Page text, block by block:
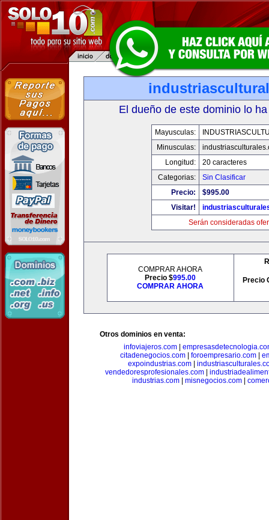
El dueño de este dominio lo
Mayusculas:
Minusculas:
Longitud:
20 caracteres
Categorias:
Sin Clasificar
Precio:
$995.00
Visitar!
Serán consideradas
COMPRAR AHORA
Precio $995.00
COMPRAR AHORA
Precio
Otros dominios en venta:
infoviajeros.com
citadenegocios.com
foroempresario.com
expoindustrias.com
vendedoresprofesionales.com|
industrias.com
misnegocios.com